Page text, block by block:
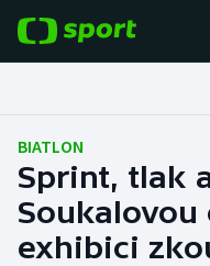
Fotbal
Hokej
Tenis
BIATLON
Sprint, tlak
exhibici